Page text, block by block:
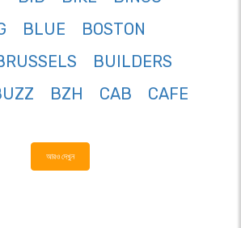
BLUE
BOSTON
BUILDERS
BZH CAB
CAFE
আরও দেখুন